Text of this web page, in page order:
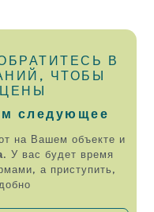
В
ЧТОБЫ
следующее
на Вашем объекте и
. У вас будет время
а приступить,